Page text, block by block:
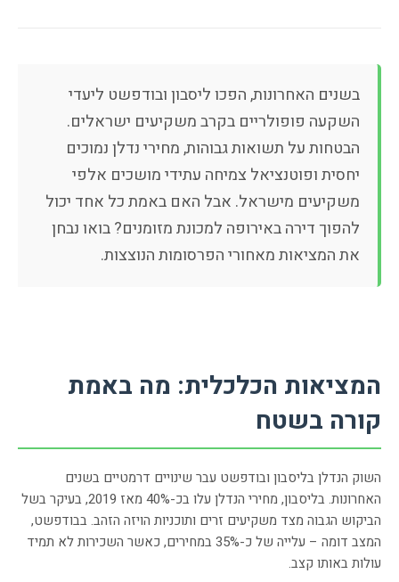
בשנים האחרונות, הפכו ליסבון ובודפשט ליעדי
השקעה פופולריים בקרב משקיעים ישראלים.
הבטחות על תשואות גבוהות, מחירי נדלן נמוכים
יחסית ופוטנציאל צמיחה עתידי מושכים אלפי
משקיעים מישראל. אבל האם באמת כל אחד יכול
להפוך דירה באירופה למכונת מזומנים? בואו נבחן
את המציאות מאחורי הפרסומות הנוצצות.
המציאות הכלכלית: מה באמת
קורה בשטח
השוק הנדלן בליסבון ובודפשט עבר שינויים דרמטיים בשנים
האחרונות. בליסבון, מחירי הנדלן עלו בכ-40% מאז 2019, בעיקר בשל
הביקוש הגבוה מצד משקיעים זרים ותוכניות הויזה הזהב. בבודפשט,
המצב דומה – עלייה של כ-35% במחירים, כאשר השכירות לא תמיד
עולות באותו קצב.